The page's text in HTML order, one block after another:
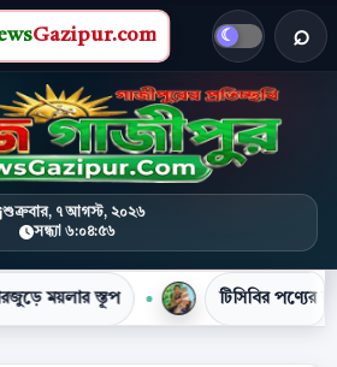
শুক্রবার, ৭ আগস্ট, ২০২৬
সন্ধ্যা ৬:০৪:৫৭
Gazipur.com
টিসিবির পণ্যের লাইনে দাঁড়িয়ে